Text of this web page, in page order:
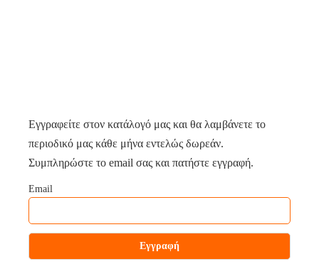
Εγγραφείτε στον κατάλογό μας και θα λαμβάνετε το
περιοδικό μας κάθε μήνα εντελώς δωρεάν.
Συμπληρώστε το email σας και πατήστε εγγραφή.
Email